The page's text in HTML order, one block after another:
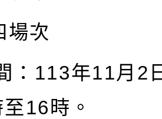
場次
： 113年11月 2
至16 時。